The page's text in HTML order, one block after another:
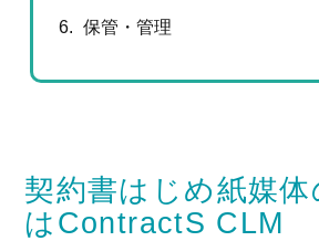
保管・管理
契約書はじめ紙媒体
はContractS CLM